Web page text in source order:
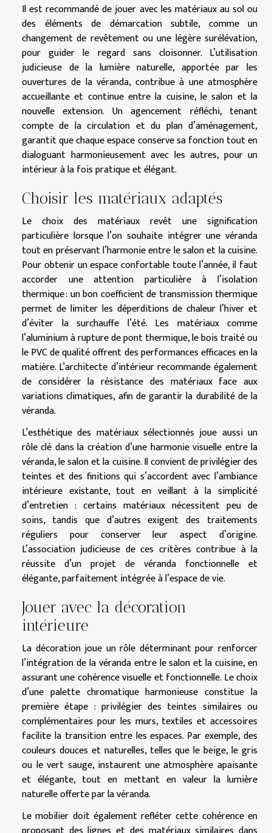
Il est recommandé de jouer avec les matériaux au sol ou
des éléments de démarcation subtile, comme un
changement de revêtement ou une légère surélévation,
pour guider le regard sans cloisonner. L’utilisation
judicieuse de la lumière naturelle, apportée par les
ouvertures de la véranda, contribue à une atmosphère
accueillante et continue entre la cuisine, le salon et la
nouvelle extension. Un agencement réfléchi, tenant
compte de la circulation et du plan d’aménagement,
garantit que chaque espace conserve sa fonction tout en
dialoguant harmonieusement avec les autres, pour un
intérieur à la fois pratique et élégant.
Choisir les matériaux adaptés
Le choix des matériaux revêt une signification
particulière lorsque l’on souhaite intégrer une véranda
tout en préservant l’harmonie entre le salon et la cuisine.
Pour obtenir un espace confortable toute l’année, il faut
accorder une attention particulière à l’isolation
thermique : un bon coefficient de transmission thermique
permet de limiter les déperditions de chaleur l’hiver et
d’éviter la surchauffe l’été. Les matériaux comme
l’aluminium à rupture de pont thermique, le bois traité ou
le PVC de qualité offrent des performances efficaces en la
matière. L’architecte d’intérieur recommande également
de considérer la résistance des matériaux face aux
variations climatiques, afin de garantir la durabilité de la
véranda.
L’esthétique des matériaux sélectionnés joue aussi un
rôle clé dans la création d’une harmonie visuelle entre la
véranda, le salon et la cuisine. Il convient de privilégier des
teintes et des finitions qui s’accordent avec l’ambiance
intérieure existante, tout en veillant à la simplicité
d’entretien : certains matériaux nécessitent peu de
soins, tandis que d’autres exigent des traitements
réguliers pour conserver leur aspect d’origine.
L’association judicieuse de ces critères contribue à la
réussite d’un projet de véranda fonctionnelle et
élégante, parfaitement intégrée à l’espace de vie.
Jouer avec la décoration
intérieure
La décoration joue un rôle déterminant pour renforcer
l’intégration de la véranda entre le salon et la cuisine, en
assurant une cohérence visuelle et fonctionnelle. Le choix
d’une palette chromatique harmonieuse constitue la
première étape : privilégier des teintes similaires ou
complémentaires pour les murs, textiles et accessoires
facilite la transition entre les espaces. Par exemple, des
couleurs douces et naturelles, telles que le beige, le gris
ou le vert sauge, instaurent une atmosphère apaisante
et élégante, tout en mettant en valeur la lumière
naturelle offerte par la véranda.
Le mobilier doit également refléter cette cohérence en